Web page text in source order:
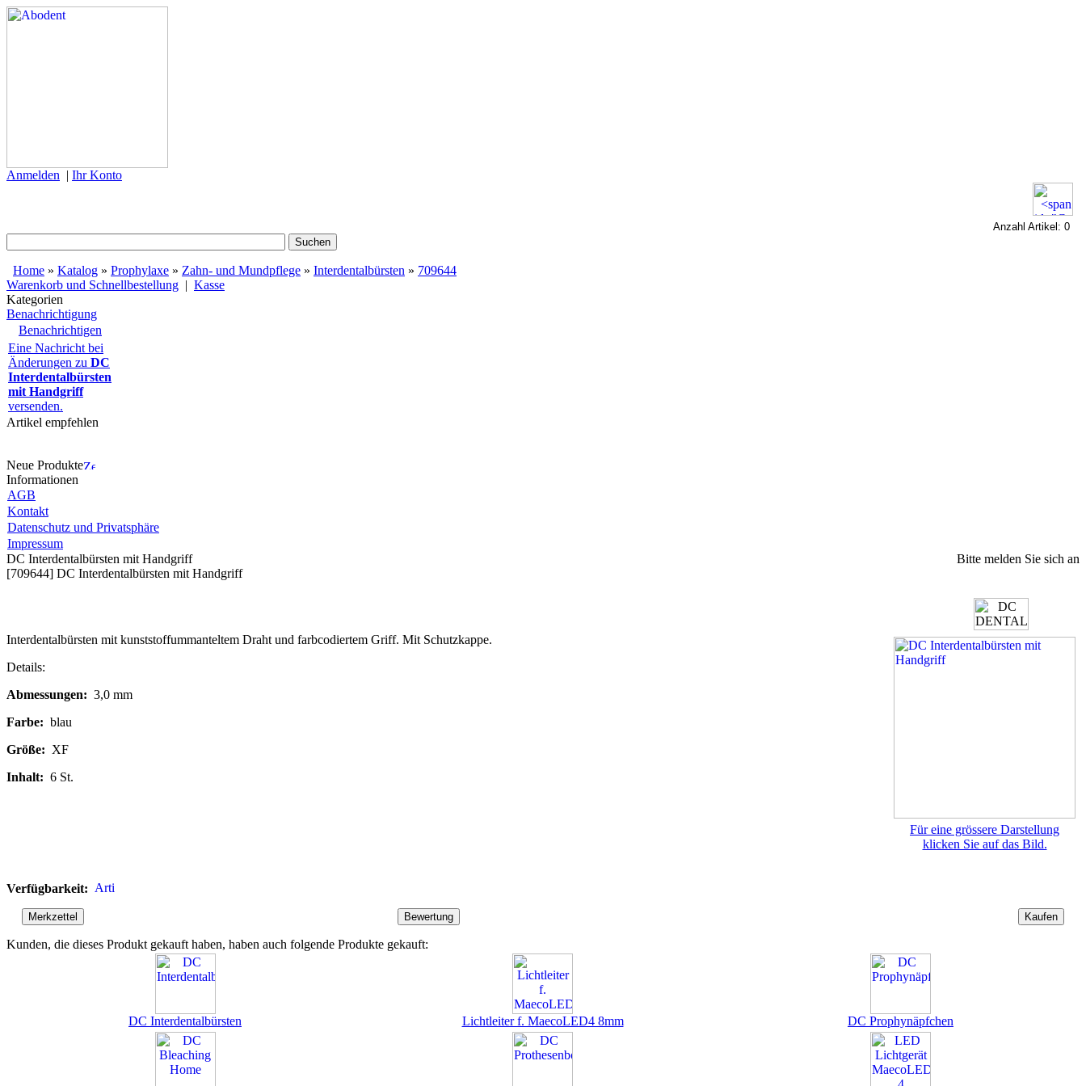
Anmelden | Ihr Konto
Anzahl Artikel: 0
Home » Katalog » Prophylaxe » Zahn- und Mundpflege » Interdentalbürsten » 709644
Warenkorb und Schnellbestellung | Kasse
Kategorien
Benachrichtigung
Benachrichtigen
Eine Nachricht bei
Änderungen zu DC
Interdentalbürsten
mit Handgriff
versenden.
Artikel empfehlen
Neue Produkte
Informationen
AGB
Kontakt
Datenschutz und Privatsphäre
Impressum
DC Interdentalbürsten mit Handgriff
[709644] DC Interdentalbürsten mit Handgriff
Bitte melden Sie sich an
Für eine grössere Darstellung
klicken Sie auf das Bild.
Interdentalbürsten mit kunststoffummanteltem Draht und farbcodiertem Griff. Mit Schutzkappe.
Details:
Abmessungen: 3,0 mm
Farbe: blau
Größe: XF
Inhalt: 6 St.
Verfügbarkeit:
Kunden, die dieses Produkt gekauft haben, haben auch folgende Produkte gekauft:
DC Interdentalbürsten Lichtleiter f. MaecoLED4 8mm DC Prophynäpfchen